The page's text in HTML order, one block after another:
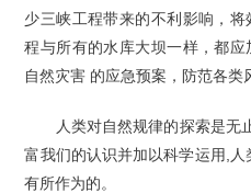
少三峡工程带来的不利影响，
程与所有的水库大坝一样，都
自然灾害 的应急预案，防范各类
人类对自然规律的探索是无
富我们的认识并加以科学运用,
有所作为的。